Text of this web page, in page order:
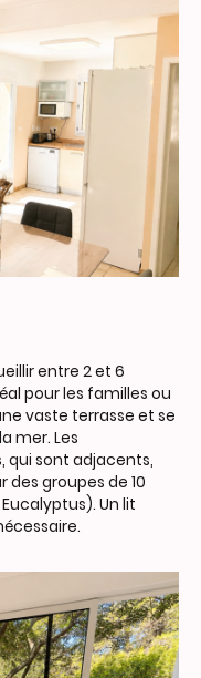
entre 2 et 6
pour les familles ou
vaste terrasse et se
mer. Les
qui sont adjacents,
groupes de 10
Un lit